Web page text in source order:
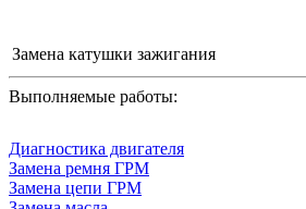
Замена катушки зажигания
Выполняемые работы:
Диагностика двигателя
Замена ремня ГРМ
Замена цепи ГРМ